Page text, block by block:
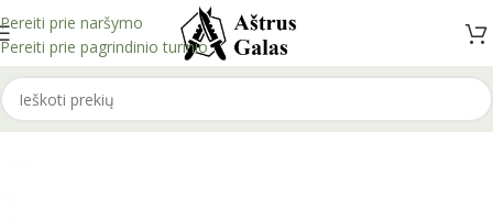
Pereiti prie naršymo
Pereiti prie pagrindinio turinio